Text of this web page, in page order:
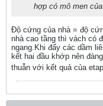
hợp có mô men
Độ cứng của nhà = độ
nhà cao tầng thì vách có
ngang.Khi đấy các dầm
kết hai đầu khớp nên
thuẫn với kết quả của